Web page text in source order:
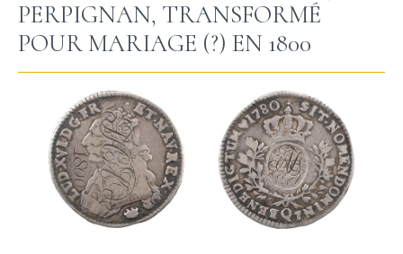
PERPIGNAN, TRANSFORMÉ
POUR MARIAGE (?) EN 1800